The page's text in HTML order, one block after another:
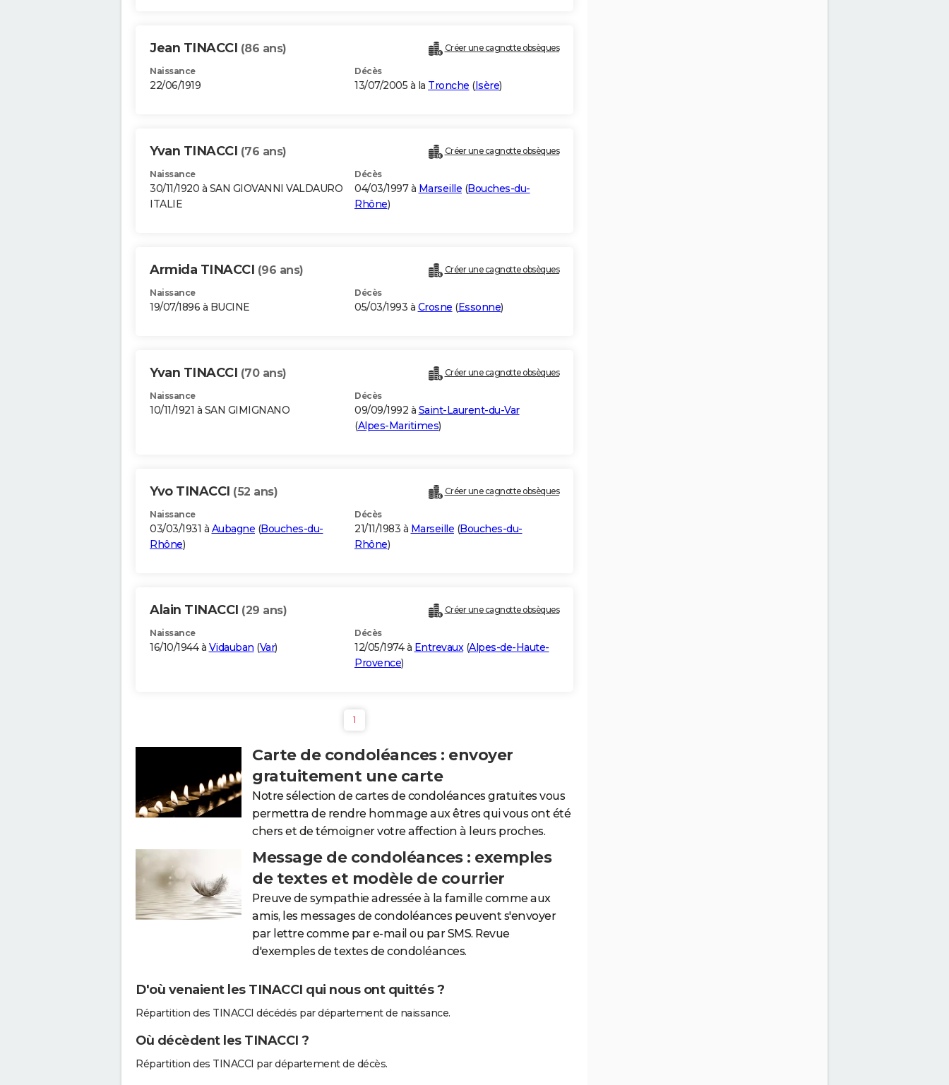
Jean TINACCI (86 ans) Créer une cagnotte obsèques
Naissance
22/06/1919
Décès
13/07/2005 à la Tronche (Isère)
Yvan TINACCI (76 ans) Créer une cagnotte obsèques
Naissance
30/11/1920 à SAN GIOVANNI VALDAURO
ITALIE
Décès
04/03/1997 à Marseille (Bouches-du-
Rhône)
Armida TINACCI (96 ans) Créer une cagnotte obsèques
Naissance
19/07/1896 à BUCINE
Décès
05/03/1993 à Crosne (Essonne)
Yvan TINACCI (70 ans) Créer une cagnotte obsèques
Naissance
10/11/1921 à SAN GIMIGNANO
Décès
09/09/1992 à Saint-Laurent-du-Var
(Alpes-Maritimes)
Yvo TINACCI (52 ans) Créer une cagnotte obsèques
Naissance
03/03/1931 à Aubagne (Bouches-du-
Rhône)
Décès
21/11/1983 à Marseille (Bouches-du-
Rhône)
Alain TINACCI (29 ans) Créer une cagnotte obsèques
Naissance
16/10/1944 à Vidauban (Var)
Décès
12/05/1974 à Entrevaux(Alpes-de-Haute-
Provence)
1
Carte de condoléances : envoyer
gratuitement une carte
Notre sélection de cartes de condoléances gratuites vous
permettra de rendre hommage aux êtres qui vous ont été
chers et de témoigner votre affection à leurs proches.
Message de condoléances : exemples
de textes et modèle de courrier
Preuve de sympathie adressée à la famille comme aux
amis, les messages de condoléances peuvent s'envoyer
par lettre comme par e-mail ou par SMS. Revue
d'exemples de textes de condoléances.
D'où venaient les TINACCI qui nous ont quittés ?
Répartition des TINACCI décédés par département de naissance.
Où décèdent les TINACCI ?
Répartition des TINACCI par département de décès.